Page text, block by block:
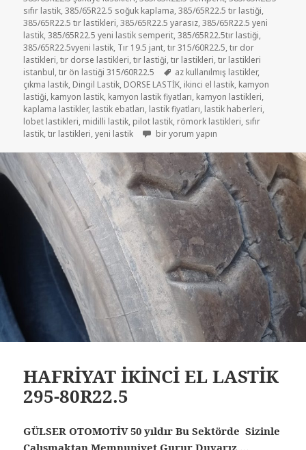
sıfır lastik,385/65R22.5 soğuk kaplama,385/65R22.5 tır lastiği,
385/65R22.5 tır lastikleri,385/65R22.5 yarasız,385/65R22.5 yeni
lastik,385/65R22.5 yeni lastik semperit,385/65R22.5tır lastiği,
385/65R22.5vyeni lastik, Tır 19.5 jant,tır 315/60R22.5,tır dor
lastikleri,tır dorse lastikleri,tır lastiği,tır lastikleri,tır lastikleri
istanbul,tır ön lastiği 315/60R22.5 Etiketler
az kullanılmış lastikler,
çıkma lastik, Dingil Lastik, DORSE LASTİK, ikinci el lastik, kamyon
lastiği, kamyon lastik, kamyon lastik fiyatları, kamyon lastikleri,
kaplama lastikler, lastik ebatları, lastik fiyatları, lastik haberleri,
lobet lastikleri, midilli lastik, pilot lastik, römork lastikleri, sıfır
lastik,tır lastikleri,yeni lastik TIR LASTİKLERİ İKİNCİ EL ÇIKMA
bir yorum yapın
HAFRİYAT İKİNCİ EL LASTİK
295-80R22.5
GÜLSER OTOMOTİV 50 yıldır Bu Sektörde Sizinle
Çalışmaktan Memnuniyet Gurur Duyarız …